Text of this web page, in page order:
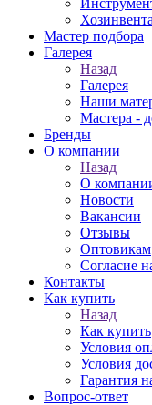
Мастер подбора
Галерея
Назад
Галерея
Наши
Мастера -
Бренды
О компании
Назад
О
Новости
Вакансии
Отзывы
Оптовикам
Cогласие
Контакты
Как купить
Назад
Как купить
Условия
Условия
Гарантия
Вопрос-ответ